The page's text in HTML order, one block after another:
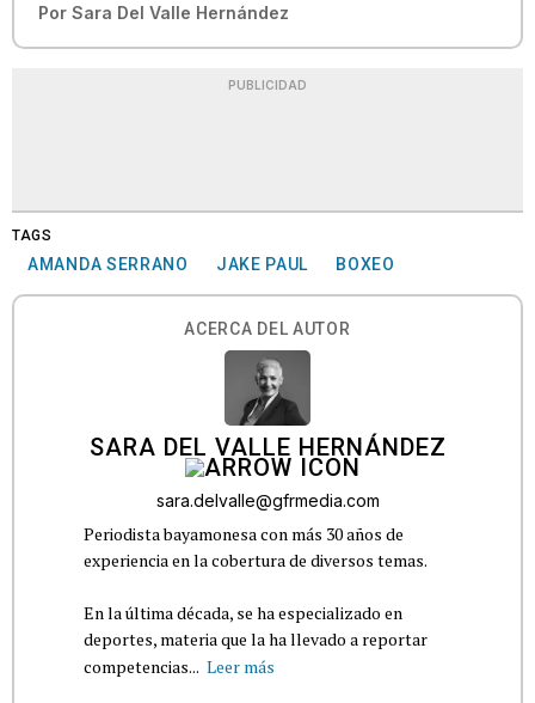
Por Sara Del Valle Hernández
PUBLICIDAD
TAGS
AMANDA SERRANO JAKE PAUL BOXEO
ACERCA DEL AUTOR
SARA DEL VALLE HERNÁNDEZ
sara.delvalle@gfrmedia.com
Periodista bayamonesa con más 30 años de
experiencia en la cobertura de diversos temas.
En la última década, se ha especializado en
deportes, materia que la ha llevado a reportar
competencias... Leer más